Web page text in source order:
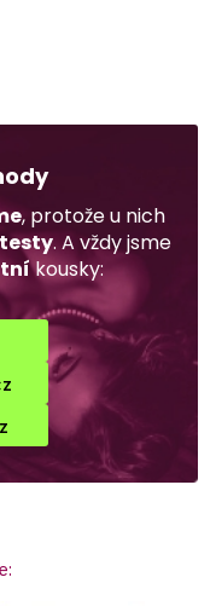
, protože u nich
. A vždy jsme
kousky: